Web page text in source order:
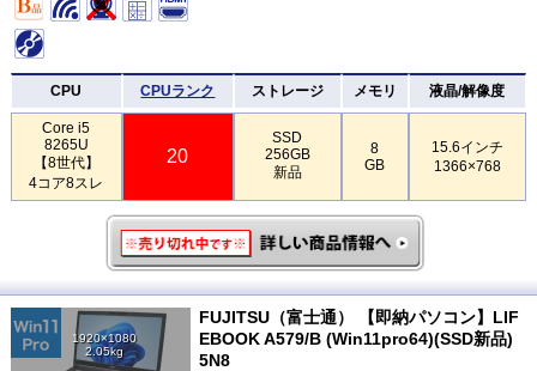
CPU CPUランク ストレージ メモリ 液晶/解像度
Core i5
8265U
【8世代】
4コア8スレ
20
SSD
256GB
新品
8
GB
15.6インチ
1366×768
1920×1080
2.05kg
FUJITSU（富士通） 【即納パソコン】LIF
EBOOK A579/B (Win11pro64)(SSD新品)
5N8